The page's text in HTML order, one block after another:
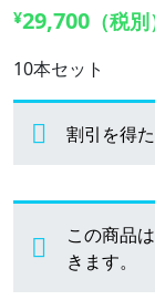
¥29,700 （税別
10本セット
割引を得
この商品
きます。